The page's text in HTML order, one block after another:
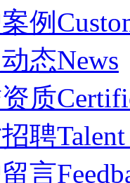
例
态News
质
聘
言